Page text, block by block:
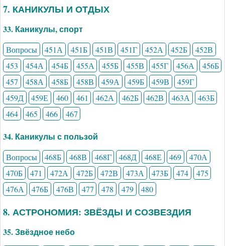
7. КАНИКУЛЫ И ОТДЫХ
33. Каникулы, спорт
Вопросы 451А 451Б 451В 451Г 452А 452Б
452В
453
454А 454Б 455А 455Б 455В 455Г 456А
456Б
457
458А 458Б 458В 459А 459Б 459В
459Г
459Д
459Е 460 461 462А 462Б 462В 463А
463Б
464
465 466 467
34. Каникулы с пользой
Вопросы 468Б 468В 468Г 468Д 468Е 469
470А
470Б
471 472А 472Б 472В 473А 473Б 474
475
476А
476Б 476В 477 478 479 480
8. АСТРОНОМИЯ: ЗВЁЗДЫ И СОЗВЕЗДИЯ
35. Звёздное небо